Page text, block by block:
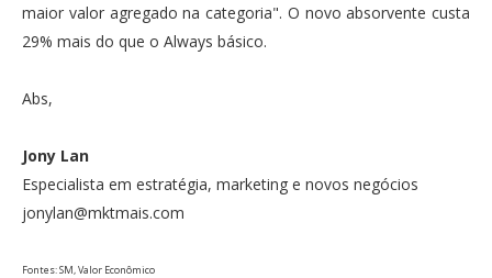
maior valor agregado na categoria". O novo absorvente custa
29% mais do que o Always básico.
Abs,
Jony Lan
Especialista em estratégia, marketing e novos negócios
jonylan@mktmais.com
Fontes: SM, Valor Econômico